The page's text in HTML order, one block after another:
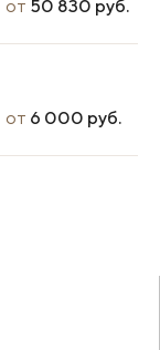
от 50 830 руб.
от 6 000 руб.